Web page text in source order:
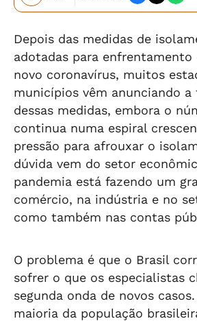
Depois das medidas de
adotadas para enfrentamento
novo coronavírus, muitos
municípios vêm anunciando
dessas medidas, embora o
continua numa espiral
pressão para afrouxar o
dúvida vem do setor
pandemia está fazendo um
comércio, na indústria e no
como também nas contas
O problema é que o Brasil
sofrer o que os especialistas
segunda onda de novos
maioria da população